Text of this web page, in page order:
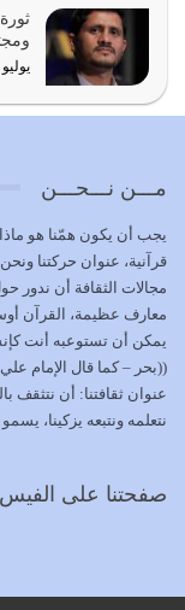
كل زمان…
يوليو 19, 2026
الوظيفة عبارة
وَالْمُنْفِقِينَ…
يوليو 17, 2026
الاعتصام بحبل
وبين الله يترتب
يوليو 16, 2026
إما أن نحاول أن
يوليو 15, 2026
يوليو 26, 2023
مـــن نـــحـــن
يجب أن يكون همّنا هو ماذا؟
قرآنية، عنوان حركتنا
مجالات الثقافة أن ندور
معارف عظيمة، القرآن
يمكن أن تستوعبه أنت
((بحر – كما قال الإمام
عنوان ثقافتنا: أن نتثقف
نتعلمه ونتبعه يزكينا،
بمستوى أن نثقف الآخرين
صفحتنا على